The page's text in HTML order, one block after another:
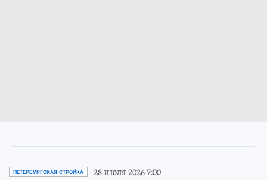
ПЕТЕРБУРГСКАЯ СТРОЙКА 28 июля 2026 7:00